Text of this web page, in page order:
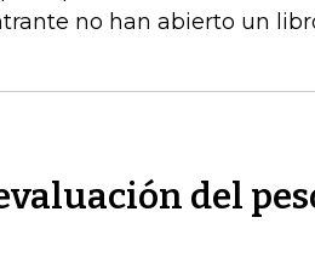
no han abierto un
del